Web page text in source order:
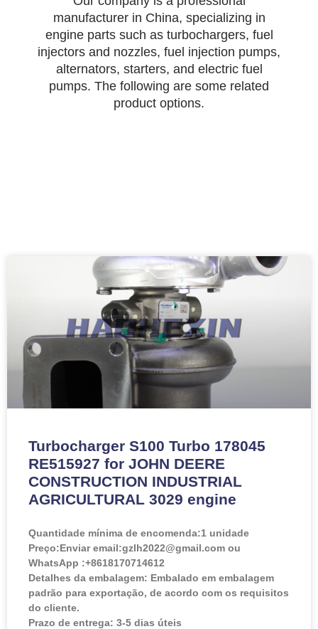
manufacturer in China, specializing in
engine parts such as turbochargers, fuel
injectors and nozzles, fuel injection pumps,
alternators, starters, and electric fuel
pumps. The following are some related
product options.
Turbocharger S100 Turbo 178045
RE515927 for JOHN DEERE
CONSTRUCTION INDUSTRIAL
AGRICULTURAL 3029 engine
Quantidade mínima de encomenda:1 unidade
Preço:Enviar email:gzlh2022@gmail.com ou
WhatsApp :+8618170714612
Detalhes da embalagem: Embalado em embalagem
padrão para exportação, de acordo com os requisitos
do cliente.
Prazo de entrega: 3-5 dias úteis